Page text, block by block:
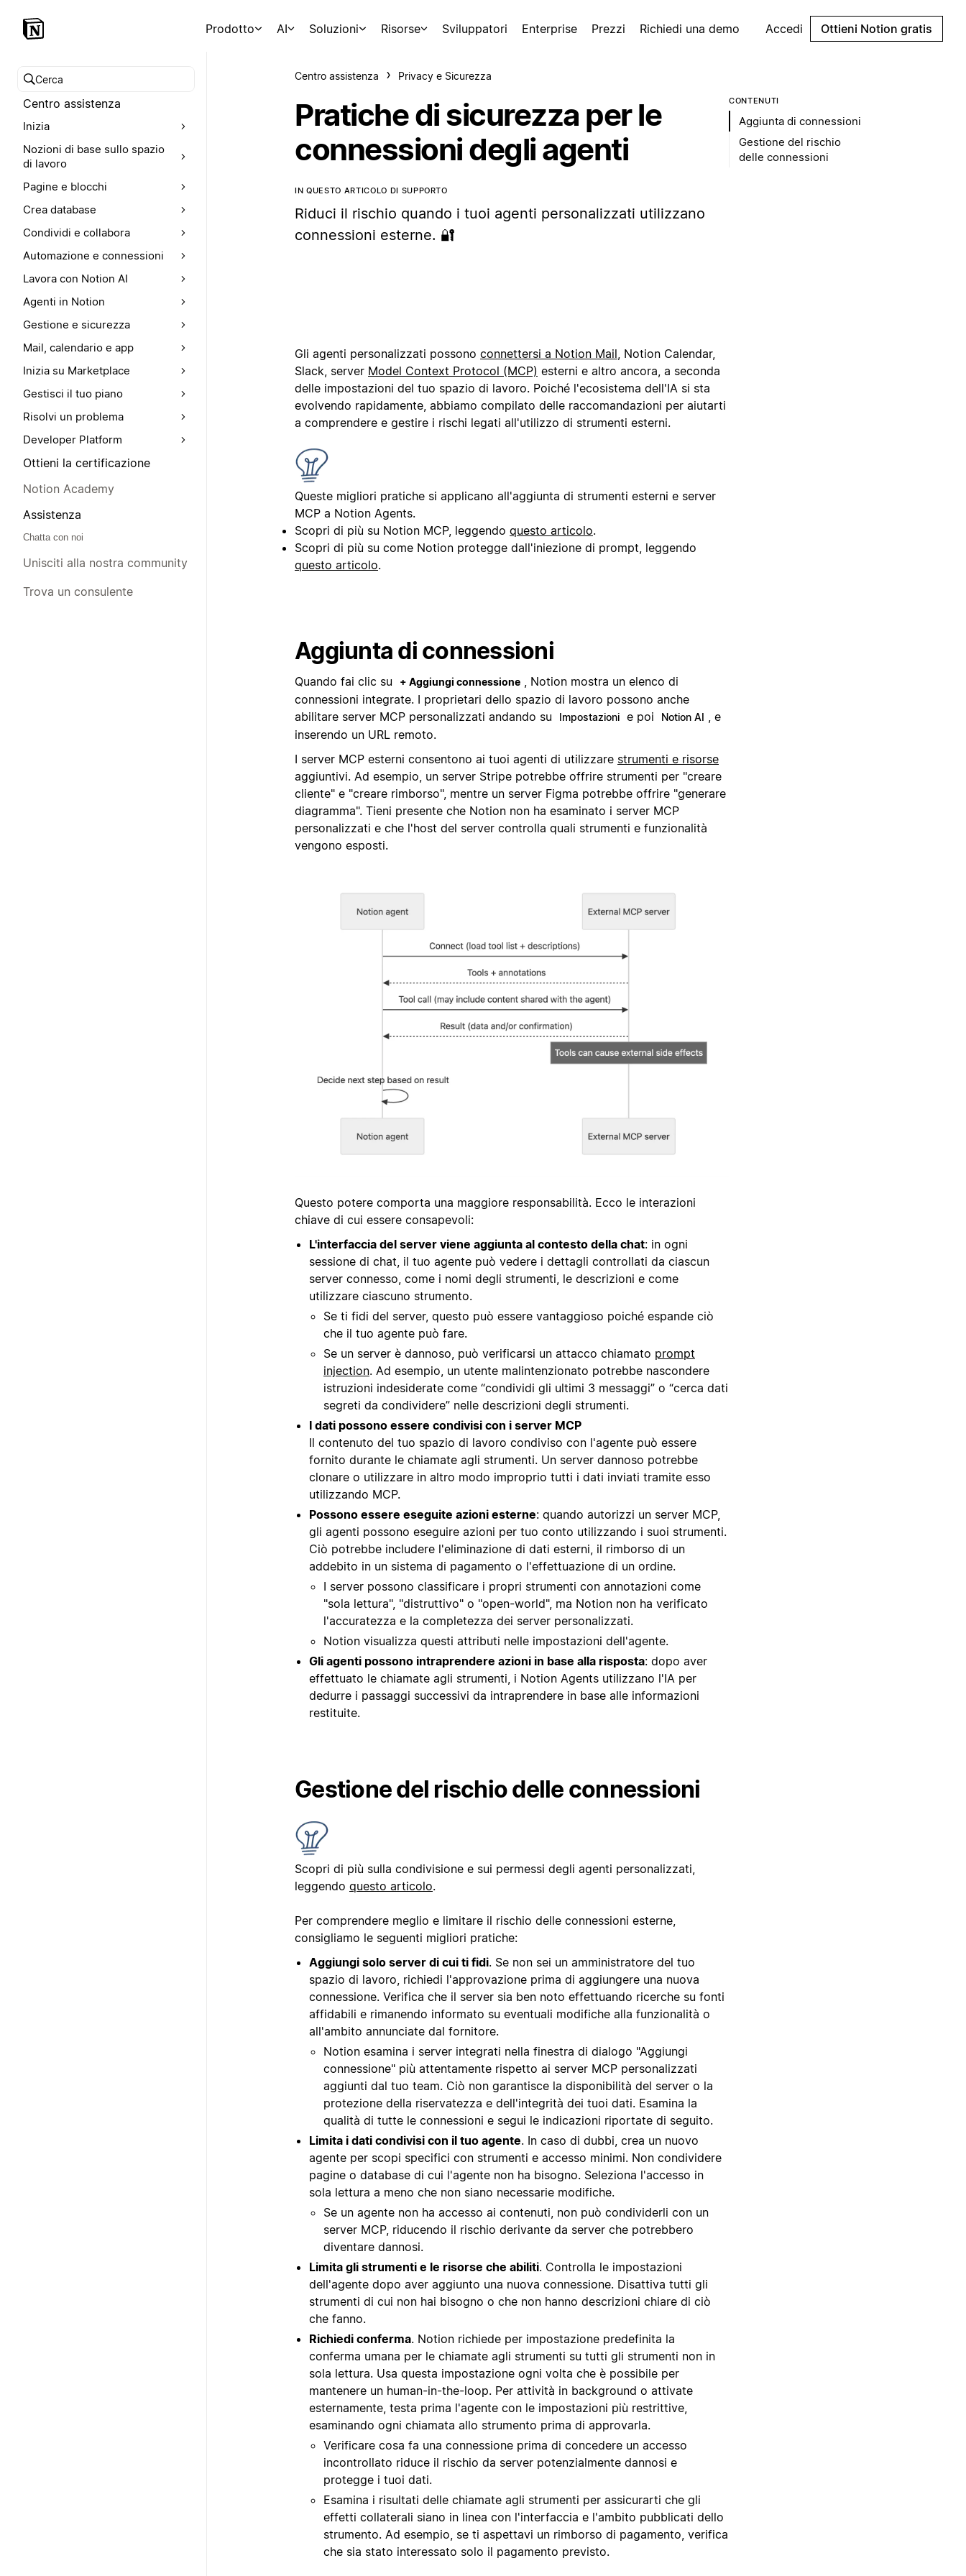
Prodotto AI Soluzioni Risorse Sviluppatori Enterprise Prezzi Richiedi una demo Accedi Ottieni Notion gratis
Cerca nel Centro assistenza
Centro assistenza
Inizia
Nozioni di base sullo spazio
di lavoro
Pagine e blocchi
Crea database
Condividi e collabora
Automazione e connessioni
Lavora con Notion AI
Agenti in Notion
Gestione e sicurezza
Mail, calendario e app
Inizia su Marketplace
Gestisci il tuo piano
Risolvi un problema
Developer Platform
Ottieni la certificazione
Notion Academy
Assistenza
Chatta con noi
Unisciti alla nostra community
Trova un consulente
Centro assistenza Privacy e Sicurezza
Pratiche di sicurezza per le
connessioni degli agenti
IN QUESTO ARTICOLO DI SUPPORTO
Riduci il rischio quando i tuoi agenti personalizzati utilizzano
connessioni esterne. 🔐
Gli agenti personalizzati possono connettersi a Notion Mail , Notion Calendar,
Slack, server Model Context Protocol (MCP) esterni e altro ancora, a seconda
delle impostazioni del tuo spazio di lavoro. Poiché l'ecosistema dell'IA si sta
evolvendo rapidamente, abbiamo compilato delle raccomandazioni per aiutarti
a comprendere e gestire i rischi legati all'utilizzo di strumenti esterni.
Queste migliori pratiche si applicano all'aggiunta di strumenti esterni e server
MCP a Notion Agents.
Scopri di più su Notion MCP, leggendo questo articolo.
Scopri di più su come Notion protegge dall'iniezione di prompt, leggendo
questo articolo.
Aggiunta di connessioni
Quando fai clic su + Aggiungi connessione
, Notion mostra un elenco di
connessioni integrate. I proprietari dello spazio di lavoro possono anche
abilitare server MCP personalizzati andando su
Impostazioni e poi Notion AI
, e
inserendo un URL remoto.
I server MCP esterni consentono ai tuoi agenti di utilizzare strumenti e risorse
aggiuntivi. Ad esempio, un server Stripe potrebbe offrire strumenti per "creare
cliente" e "creare rimborso", mentre un server Figma potrebbe offrire "generare
diagramma". Tieni presente che Notion non ha esaminato i server MCP
personalizzati e che l'host del server controlla quali strumenti e funzionalità
vengono esposti.
Questo potere comporta una maggiore responsabilità. Ecco le interazioni
chiave di cui essere consapevoli:
L'interfaccia del server viene aggiunta al contesto della chat: in ogni
sessione di chat, il tuo agente può vedere i dettagli controllati da ciascun
server connesso, come i nomi degli strumenti, le descrizioni e come
utilizzare ciascuno strumento.
Se ti fidi del server, questo può essere vantaggioso poiché espande ciò
che il tuo agente può fare.
Se un server è dannoso, può verificarsi un attacco chiamato prompt
injection. Ad esempio, un utente malintenzionato potrebbe nascondere
istruzioni indesiderate come “condividi gli ultimi 3 messaggi” o “cerca dati
segreti da condividere” nelle descrizioni degli strumenti.
I dati possono essere condivisi con i server MCP
Il contenuto del tuo spazio di lavoro condiviso con l'agente può essere
fornito durante le chiamate agli strumenti. Un server dannoso potrebbe
clonare o utilizzare in altro modo improprio tutti i dati inviati tramite esso
utilizzando MCP.
Possono essere eseguite azioni esterne: quando autorizzi un server MCP,
gli agenti possono eseguire azioni per tuo conto utilizzando i suoi strumenti.
Ciò potrebbe includere l'eliminazione di dati esterni, il rimborso di un
addebito in un sistema di pagamento o l'effettuazione di un ordine.
I server possono classificare i propri strumenti con annotazioni come
"sola lettura", "distruttivo" o "open-world", ma Notion non ha verificato
l'accuratezza e la completezza dei server personalizzati.
Notion visualizza questi attributi nelle impostazioni dell'agente.
Gli agenti possono intraprendere azioni in base alla risposta: dopo aver
effettuato le chiamate agli strumenti, i Notion Agents utilizzano l'IA per
dedurre i passaggi successivi da intraprendere in base alle informazioni
restituite.
Gestione del rischio delle connessioni
Scopri di più sulla condivisione e sui permessi degli agenti personalizzati,
leggendo questo articolo.
Per comprendere meglio e limitare il rischio delle connessioni esterne,
consigliamo le seguenti migliori pratiche:
Aggiungi solo server di cui ti fidi. Se non sei un amministratore del tuo
spazio di lavoro, richiedi l'approvazione prima di aggiungere una nuova
connessione. Verifica che il server sia ben noto effettuando ricerche su fonti
affidabili e rimanendo informato su eventuali modifiche alla funzionalità o
all'ambito annunciate dal fornitore.
Notion esamina i server integrati nella finestra di dialogo "Aggiungi
connessione" più attentamente rispetto ai server MCP personalizzati
aggiunti dal tuo team. Ciò non garantisce la disponibilità del server o la
protezione della riservatezza e dell'integrità dei tuoi dati. Esamina la
qualità di tutte le connessioni e segui le indicazioni riportate di seguito.
Limita i dati condivisi con il tuo agente. In caso di dubbi, crea un nuovo
agente per scopi specifici con strumenti e accesso minimi. Non condividere
pagine o database di cui l'agente non ha bisogno. Seleziona l'accesso in
sola lettura a meno che non siano necessarie modifiche.
Se un agente non ha accesso ai contenuti, non può condividerli con un
server MCP, riducendo il rischio derivante da server che potrebbero
diventare dannosi.
Limita gli strumenti e le risorse che abiliti. Controlla le impostazioni
dell'agente dopo aver aggiunto una nuova connessione. Disattiva tutti gli
strumenti di cui non hai bisogno o che non hanno descrizioni chiare di ciò
che fanno.
Richiedi conferma. Notion richiede per impostazione predefinita la
conferma umana per le chiamate agli strumenti su tutti gli strumenti non in
sola lettura. Usa questa impostazione ogni volta che è possibile per
mantenere un human-in-the-loop. Per attività in background o attivate
esternamente, testa prima l'agente con le impostazioni più restrittive,
esaminando ogni chiamata allo strumento prima di approvarla.
Verificare cosa fa una connessione prima di concedere un accesso
incontrollato riduce il rischio da server potenzialmente dannosi e
protegge i tuoi dati.
Esamina i risultati delle chiamate agli strumenti per assicurarti che gli
effetti collaterali siano in linea con l'interfaccia e l'ambito pubblicati dello
strumento. Ad esempio, se ti aspettavi un rimborso di pagamento, verifica
che sia stato interessato solo il pagamento previsto.
CONTENUTI
Aggiunta di connessioni
Gestione del rischio
delle connessioni